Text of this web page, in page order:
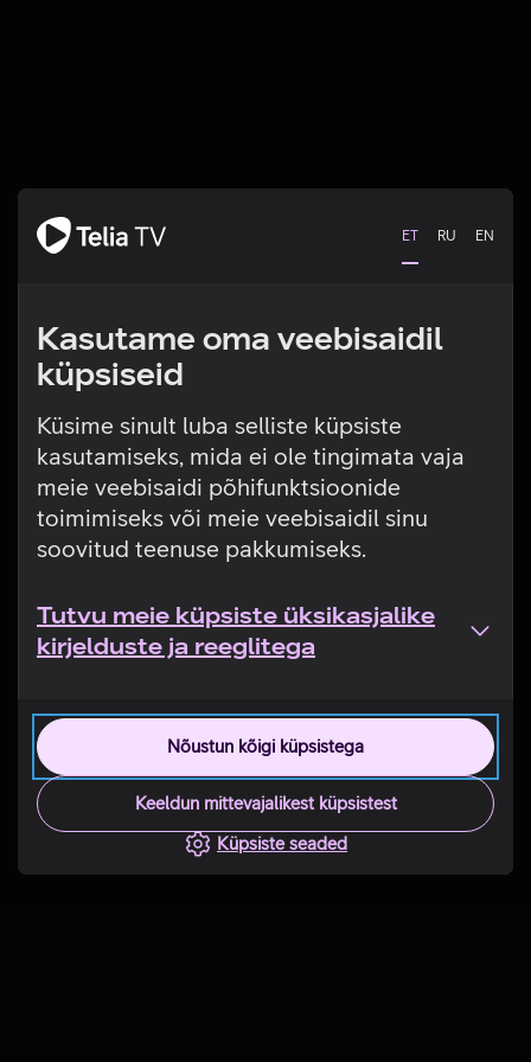
ET RU EN
Kasutame oma veebisaidil
küpsiseid
Küsime sinult luba selliste küpsiste
kasutamiseks, mida ei ole tingimata vaja
meie veebisaidi põhifunktsioonide
toimimiseks või meie veebisaidil sinu
soovitud teenuse pakkumiseks.
Tutvu meie küpsiste üksikasjalike
kirjelduste ja reeglitega
Nõustun kõigi küpsistega
Keeldun mittevajalikest küpsistest
Küpsiste seaded
Tehniline viga